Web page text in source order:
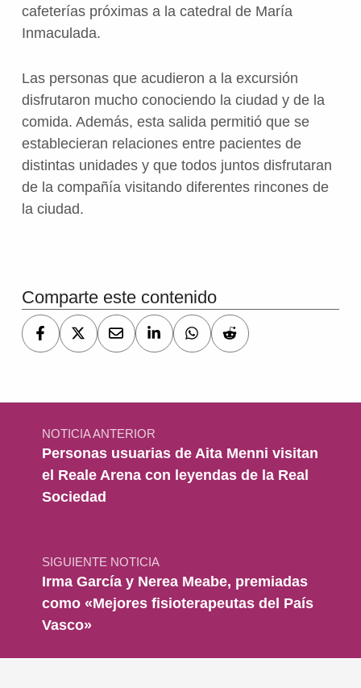
cafeterías próximas a la catedral de María
Inmaculada.
Las personas que acudieron a la excursión
disfrutaron mucho conociendo la ciudad y de la
comida. Además, esta salida permitió que se
establecieran relaciones entre pacientes de
distintas unidades y que todos juntos disfrutaran
de la compañía visitando diferentes rincones de
la ciudad.
Comparte este contenido
Navegación de entradas
NOTICIA ANTERIOR
Personas usuarias de Aita Menni visitan
el Reale Arena con leyendas de la Real
Sociedad
SIGUIENTE NOTICIA
Irma García y Nerea Meabe, premiadas
como «Mejores fisioterapeutas del País
Vasco»